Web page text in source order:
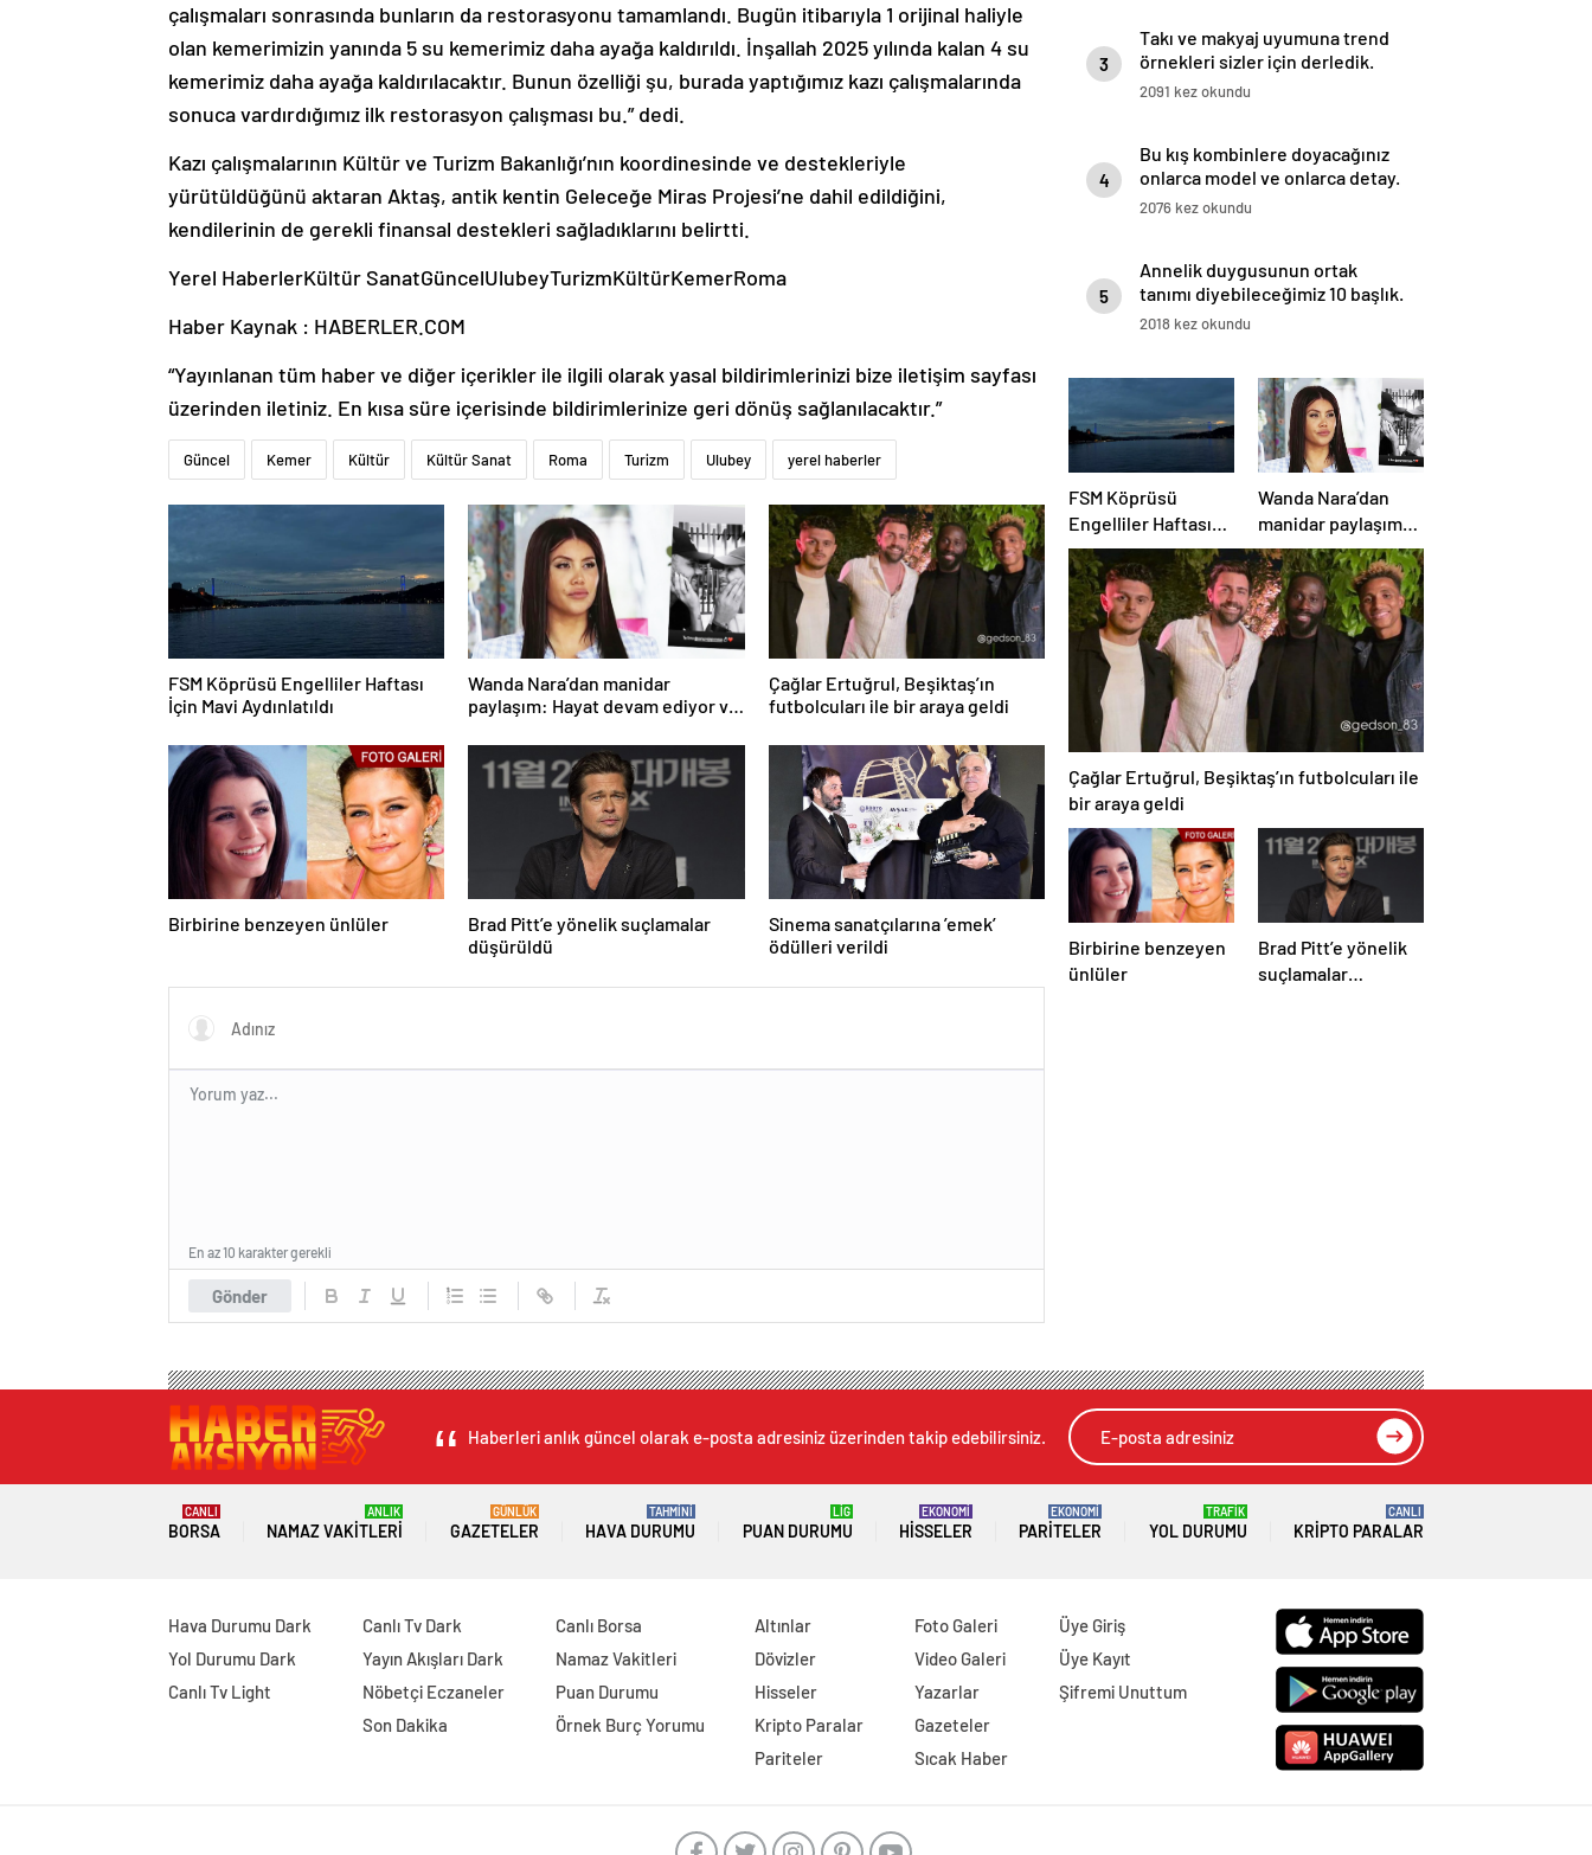
çalışmaları sonrasında bunların da restorasyonu tamamlandı. Bugün itibarıyla 1 orijinal haliyle
olan kemerimizin yanında 5 su kemerimiz daha ayağa kaldırıldı. İnşallah 2025 yılında kalan 4 su
kemerimiz daha ayağa kaldırılacaktır. Bunun özelliği şu, burada yaptığımız kazı çalışmalarında
sonuca vardırdığımız ilk restorasyon çalışması bu.” dedi.
Kazı çalışmalarının Kültür ve Turizm Bakanlığı’nın koordinesinde ve destekleriyle
yürütüldüğünü aktaran Aktaş, antik kentin Geleceğe Miras Projesi’ne dahil edildiğini,
kendilerinin de gerekli finansal destekleri sağladıklarını belirtti.
Yerel HaberlerKültür SanatGüncelUlubeyTurizmKültürKemerRoma
Haber Kaynak : HABERLER.COM
“Yayınlanan tüm haber ve diğer içerikler ile ilgili olarak yasal bildirimlerinizi bize iletişim sayfası
üzerinden iletiniz. En kısa süre içerisinde bildirimlerinize geri dönüş sağlanılacaktır.”
Güncel Kemer Kültür Kültür Sanat Roma Turizm Ulubey yerel haberler
FSM Köprüsü Engelliler Haftası
İçin Mavi Aydınlatıldı
Wanda Nara’dan manidar
paylaşım: Hayat devam ediyor ve
Çağlar Ertuğrul, Beşiktaş’ın
futbolcuları ile bir araya geldi
Birbirine benzeyen ünlüler
Brad Pitt’e yönelik suçlamalar
düşürüldü
Sinema sanatçılarına ’emek’
ödülleri verildi
Gönder
En az 10 karakter gerekli
3
Takı ve makyaj uyumuna trend
örnekleri sizler için derledik.
2091 kez okundu
4
Bu kış kombinlere doyacağınız
onlarca model ve onlarca detay.
2076 kez okundu
5
Annelik duygusunun ortak
tanımı diyebileceğimiz 10 başlık.
2018 kez okundu
FSM Köprüsü
Engelliler Haftası
İçin Mavi Aydınlatıldı
Wanda Nara’dan
manidar paylaşım:
Hayat devam ediyor
ve bazen güçlü
değilim
Çağlar Ertuğrul, Beşiktaş’ın futbolcuları ile
bir araya geldi
Birbirine benzeyen
ünlüler
Brad Pitt’e yönelik
suçlamalar
Haberleri anlık güncel olarak e-posta adresiniz üzerinden takip edebilirsiniz.
BORSA
CANLI
NAMAZ VAKITLERI
ANLIK
GAZETELER
GÜNLÜK
HAVA DURUMU
TAHMİNİ
PUAN DURUMU
LİG
HISSELER
EKONOMİ
PARITELER
EKONOMİ
YOL DURUMU
TRAFİK
KRIPTO PARALAR
CANLI
Hava Durumu Dark
Yol Durumu Dark
Canlı Tv Light
Canlı Tv Dark
Yayın Akışları Dark
Nöbetçi Eczaneler
Son Dakika
Canlı Borsa
Namaz Vakitleri
Puan Durumu
Örnek Burç Yorumu
Altınlar
Dövizler
Hisseler
Kripto Paralar
Pariteler
Foto Galeri
Video Galeri
Yazarlar
Gazeteler
Sıcak Haber
Üye Giriş
Üye Kayıt
Şifremi Unuttum